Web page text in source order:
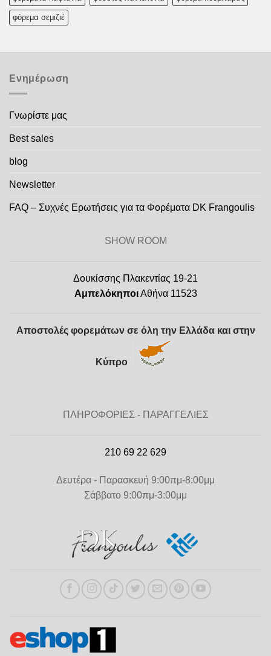
φόρεμα σεμιζιέ
Ενημέρωση
Γνωρίστε μας
Best sales
blog
Newsletter
FAQ – Συχνές Ερωτήσεις για τα Φορέματα DK Frangoulis
SHOW ROOM
Δουκίσσης Πλακεντίας 19-21
ΑμπελόκηποιΑθήνα 11523
Αποστολές φορεμάτων σε όλη την Ελλάδα και στην
Κύπρο
ΠΛΗΡΟΦΟΡΙΕΣ - ΠΑΡΑΓΓΕΛΙΕΣ
210 69 22 629
Δευτέρα - Παρασκευή 9:00πμ-8:00μμ
Σάββατο 9:00πμ-3:00μμ